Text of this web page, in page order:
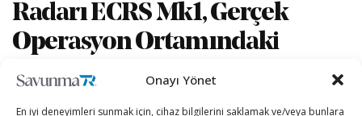
Onayı Yönet
En iyi deneyimleri sunmak için, cihaz bilgilerini saklamak ve/veya bunlara
Radarı ECRS Mk1, Gerçek
Operasyon Ortamındaki
Testlere Başladı